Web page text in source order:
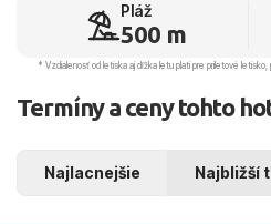
Pláž
500 m
* Vzdialenosť od letiska aj dľžka letu platí pre príletové
Termíny a ceny tohto
Najlacnejšie Najbližší